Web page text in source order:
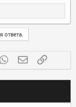
ответа.
WhatsAppЭлектронная